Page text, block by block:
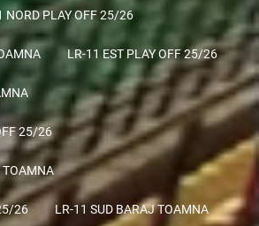
NORD PLAY OFF 25/26
LR-11 EST PLAY OFF 25/26
25/26
TOAMNA
26 LR-11 SUD BARAJ TOAMNA